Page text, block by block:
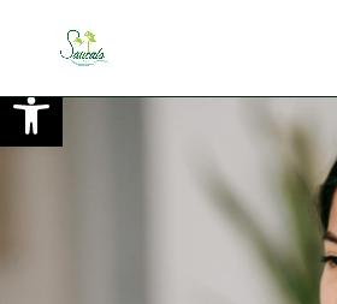
Ouvrir la barre d’outils